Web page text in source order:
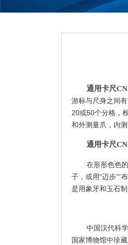
通用卡尺
游标与尺身之间
20或50个分格，
和外测量爪，内
通用卡尺
在形形色色
子，或用“迈步”“
是用象牙和玉石
中国汉代科
国家博物馆中珍